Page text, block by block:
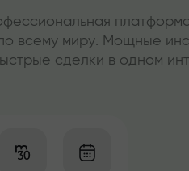
всему миру. Мощные
сделки в одном